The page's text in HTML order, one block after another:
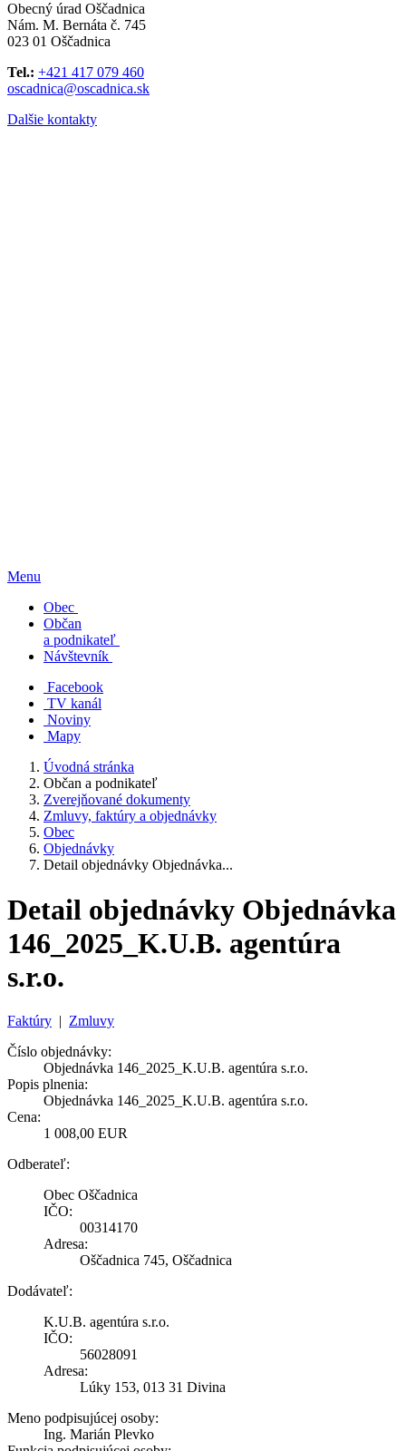
Obecný úrad Oščadnica
Nám. M. Bernáta č. 745
023 01 Oščadnica
Tel.: +421 417 079 460
oscadnica@oscadnica.sk
Dalšie kontakty
Menu
Obec
Občan
a podnikateľ
Návštevník
Facebook
TV kanál
Noviny
Mapy
Úvodná stránka
Občan a podnikateľ
Zverejňované dokumenty
Zmluvy, faktúry a objednávky
Obec
Objednávky
Detail objednávky Objednávka...
Detail objednávky Objednávka
146_2025_K.U.B. agentúra
s.r.o.
Faktúry | Zmluvy
Číslo objednávky:
Objednávka 146_2025_K.U.B. agentúra s.r.o.
Popis plnenia:
Objednávka 146_2025_K.U.B. agentúra s.r.o.
Cena:
1 008,00 EUR
Odberateľ:
Obec Oščadnica
IČO:
00314170
Adresa:
Oščadnica 745, Oščadnica
Dodávateľ:
K.U.B. agentúra s.r.o.
IČO:
56028091
Adresa:
Lúky 153, 013 31 Divina
Meno podpisujúcej osoby:
Ing. Marián Plevko